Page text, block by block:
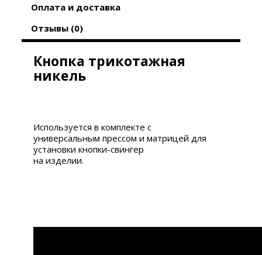
Оплата и доставка
Отзывы (0)
Кнопка трикотажная
никель
Используется в комплекте с
универсальнымпрессом и матрицей для
установки кнопки-свингер
на изделии.